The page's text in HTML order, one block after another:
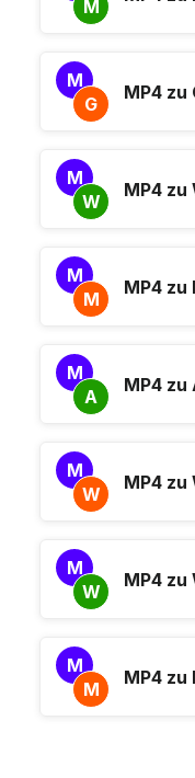
M
M
G
MP4 zu
M
W
MP4 zu
M
M
MP4 zu
M
A
MP4 zu
M
W
MP4 zu
M
W
MP4 zu
M
M
MP4 zu